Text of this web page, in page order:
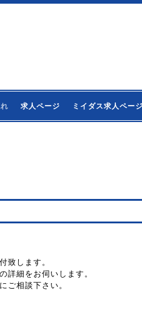
求人ページ ミイダス求人ページ
致します。
詳細をお伺いします。
ご相談下さい。